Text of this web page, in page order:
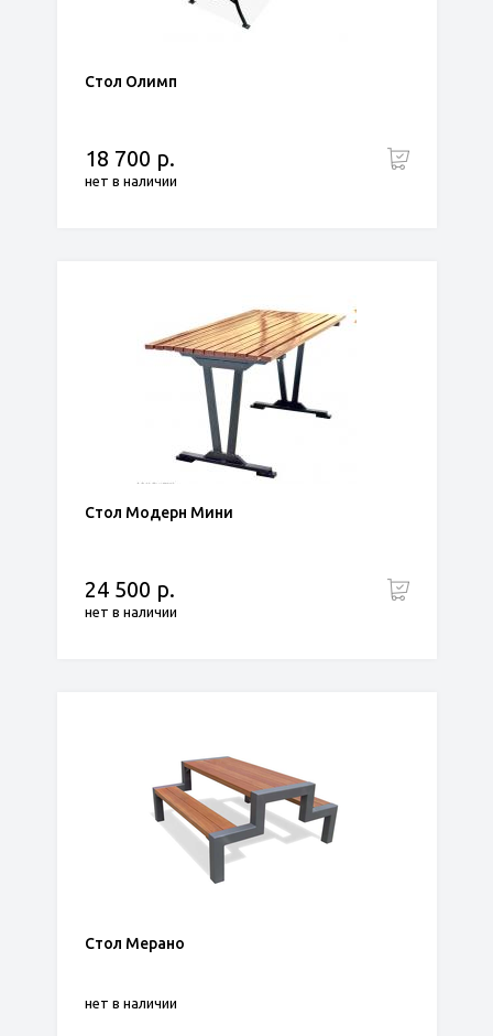
Стол Олимп
18 700 р.
нет в наличии
Стол Модерн Мини
24 500 р.
нет в наличии
Стол Мерано
нет в наличии